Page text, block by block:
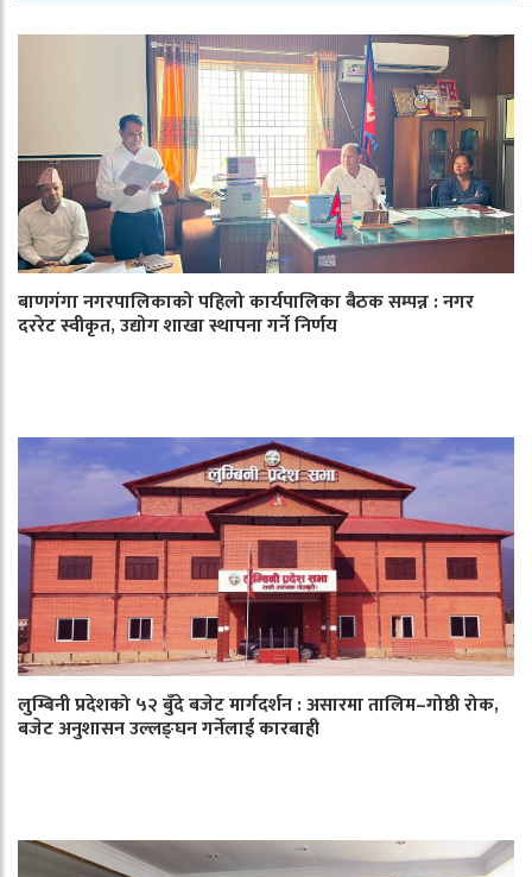
बाणगंगा नगरपालिकाको पहिलो कार्यपालिका बैठक सम्पन्न : नगर
दररेट स्वीकृत, उद्योग शाखा स्थापना गर्ने निर्णय
लुम्बिनी प्रदेशको ५२ बुँदे बजेट मार्गदर्शन : असारमा तालिम–गोष्ठी रोक,
बजेट अनुशासन उल्लङ्घन गर्नेलाई कारबाही